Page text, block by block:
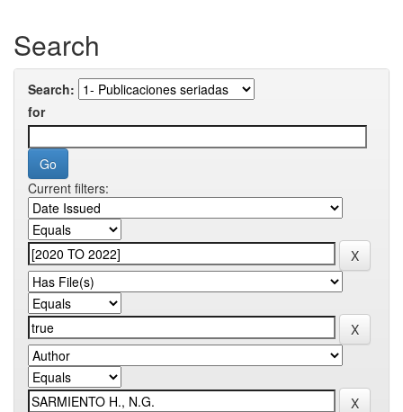
Search
Search:
for
Current filters: